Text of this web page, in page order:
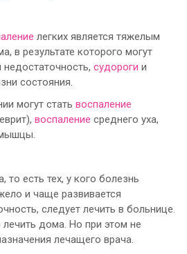
легких является тяжелым
в результате которого могут
судороги и
состояния.
могут стать воспаление
воспаление среднего уха,
то есть тех, у кого болезнь
и чаще развивается
следует лечить в больнице.
дома. Но при этом не
лечащего врача.